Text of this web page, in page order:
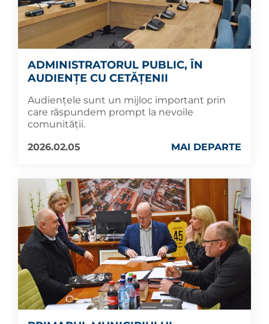
ADMINISTRATORUL PUBLIC, ÎN
AUDIENȚE CU CETĂȚENII
Audiențele sunt un mijloc important prin
care răspundem prompt la nevoile
comunității.
2026.02.05
MAI DEPARTE